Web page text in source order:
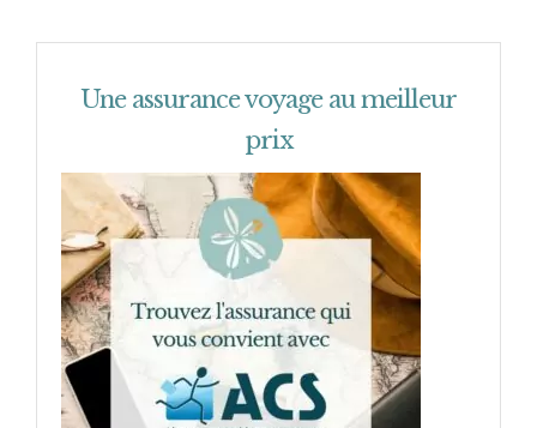
Une assurance voyage au meilleur
prix